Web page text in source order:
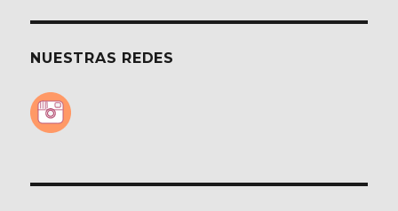
NUESTRAS REDES